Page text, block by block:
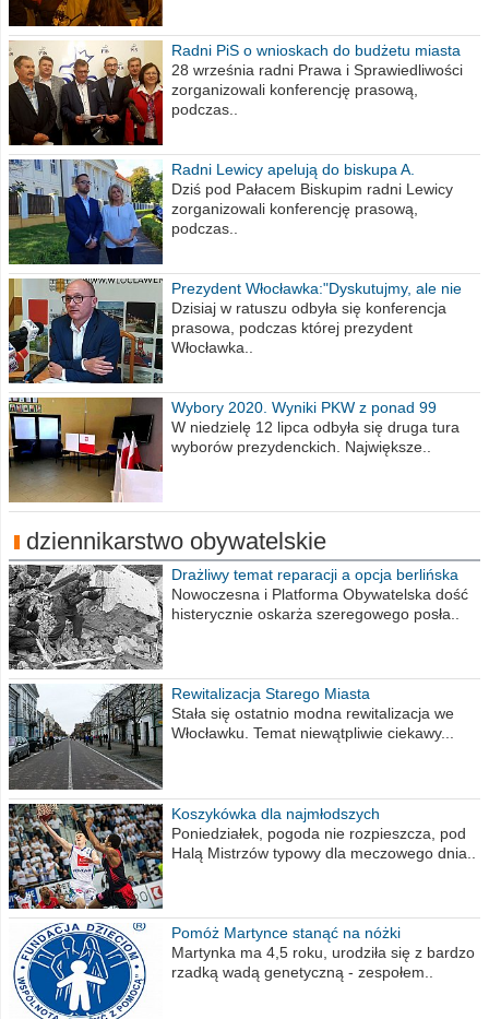
Radni PiS o wnioskach do budżetu miasta
na 2021 rok
28 września radni Prawa i Sprawiedliwości
zorganizowali konferencję prasową,
podczas..
Radni Lewicy apelują do biskupa A.
Wiesława Meringa
Dziś pod Pałacem Biskupim radni Lewicy
zorganizowali konferencję prasową,
podczas..
Prezydent Włocławka:"Dyskutujmy, ale nie
obrażajmy się”
Dzisiaj w ratuszu odbyła się konferencja
prasowa, podczas której prezydent
Włocławka..
Wybory 2020. Wyniki PKW z ponad 99
procent obwodów
W niedzielę 12 lipca odbyła się druga tura
wyborów prezydenckich. Największe..
dziennikarstwo obywatelskie
Drażliwy temat reparacji a opcja berlińska
Nowoczesna i Platforma Obywatelska dość
histerycznie oskarża szeregowego posła..
Rewitalizacja Starego Miasta
Stała się ostatnio modna rewitalizacja we
Włocławku. Temat niewątpliwie ciekawy...
Koszykówka dla najmłodszych
Poniedziałek, pogoda nie rozpieszcza, pod
Halą Mistrzów typowy dla meczowego dnia..
Pomóż Martynce stanąć na nóżki
Martynka ma 4,5 roku, urodziła się z bardzo
rzadką wadą genetyczną - zespołem..